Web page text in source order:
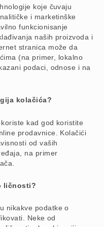
koje čuvaju
i marketinške
funkcionisanje
naših proizvoda i
stranica može da
(na primer, lokalno
podaci, odnose i na
kolačića?
kad god koristite
prodavnice. Kolačići
od vaših
na primer
ličnosti?
nikakve podatke o
Neke od